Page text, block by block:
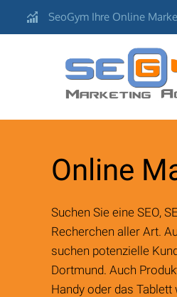
SeoGym Ihre Online
Berlin
Bonn
Bochum
Düsseldorf
Online
Suchen Sie eine SEO,
Recherchen aller Art.
suchen potenzielle
Dortmund. Auch
Handy oder das